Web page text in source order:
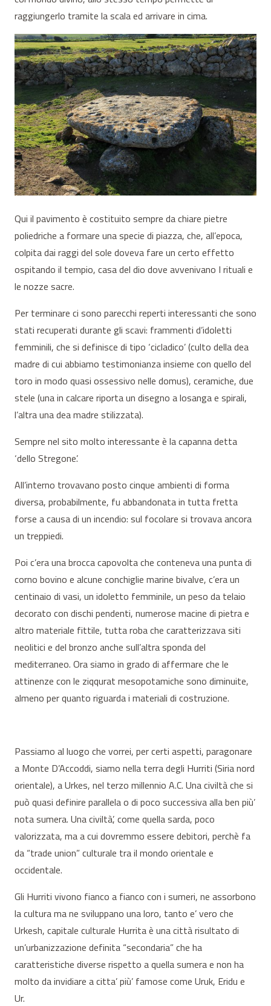
raggiungerlo tramite la scala ed arrivare in cima.
Qui il pavimento è costituito sempre da chiare pietre
poliedriche a formare una specie di piazza, che, all’epoca,
colpita dai raggi del sole doveva fare un certo effetto
ospitando il tempio, casa del dio dove avvenivano I rituali e
le nozze sacre.
Per terminare ci sono parecchi reperti interessanti che sono
stati recuperati durante gli scavi: frammenti d’idoletti
femminili, che si definisce di tipo ‘cicladico’ (culto della dea
madre di cui abbiamo testimonianza insieme con quello del
toro in modo quasi ossessivo nelle domus), ceramiche, due
stele (una in calcare riporta un disegno a losanga e spirali,
l’altra una dea madre stilizzata).
Sempre nel sito molto interessante è la capanna detta
‘dello Stregone’.
All’interno trovavano posto cinque ambienti di forma
diversa, probabilmente, fu abbandonata in tutta fretta
forse a causa di un incendio: sul focolare si trovava ancora
un treppiedi.
Poi c’era una brocca capovolta che conteneva una punta di
corno bovino e alcune conchiglie marine bivalve, c’era un
centinaio di vasi, un idoletto femminile, un peso da telaio
decorato con dischi pendenti, numerose macine di pietra e
altro materiale fittile, tutta roba che caratterizzava siti
neolitici e del bronzo anche sull’altra sponda del
mediterraneo. Ora siamo in grado di affermare che le
attinenze con le ziqqurat mesopotamiche sono diminuite,
almeno per quanto riguarda i materiali di costruzione.
Passiamo al luogo che vorrei, per certi aspetti, paragonare
a Monte D’Accoddi, siamo nella terra degli Hurriti (Siria nord
orientale), a Urkes, nel terzo millennio A.C. Una civiltà che si
può quasi definire parallela o di poco successiva alla ben più’
nota sumera. Una civiltà’, come quella sarda, poco
valorizzata, ma a cui dovremmo essere debitori, perchè fa
da “trade union” culturale tra il mondo orientale e
occidentale.
Gli Hurriti vivono fianco a fianco con i sumeri, ne assorbono
la cultura ma ne sviluppano una loro, tanto e’ vero che
Urkesh, capitale culturale Hurrita è una città risultato di
un’urbanizzazione definita “secondaria” che ha
caratteristiche diverse rispetto a quella sumera e non ha
molto da invidiare a citta’ più’ famose come Uruk, Eridu e
Ur.